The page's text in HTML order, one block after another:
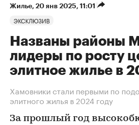
Жилье⁠, 20 янв 2025, 11:01
ЭКСКЛЮЗИВ
Названы районы
лидеры по росту
элитное жилье в
Хамовники стали первыми по
элитного жилья в 2024 году
За прошлый год